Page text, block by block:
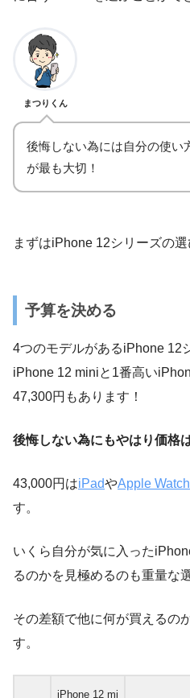
まつりくん
後悔しない為には自分の使い
が最も大切！
まずはiPhone 12シリーズの選
予算を決める
4つのモデルがあるiPhone 12
iPhone 12 miniと1番高い
47,300円もあります！
後悔しない為にもやはり価格
43,000円はiPadやApple Watch
す。
いくら自分が気に入った
るのかを見極めるのも重量な
その差額で他に何が買えるの
す。
iPhone 12 mi